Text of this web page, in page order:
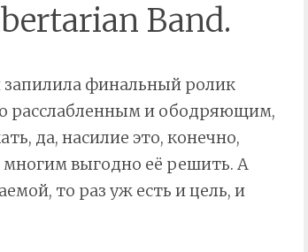
Band.
финальный ролик
расслабленным и ободряющим,
да, насилие это, конечно,
выгодно её решить. А
то раз уж есть и цель, и